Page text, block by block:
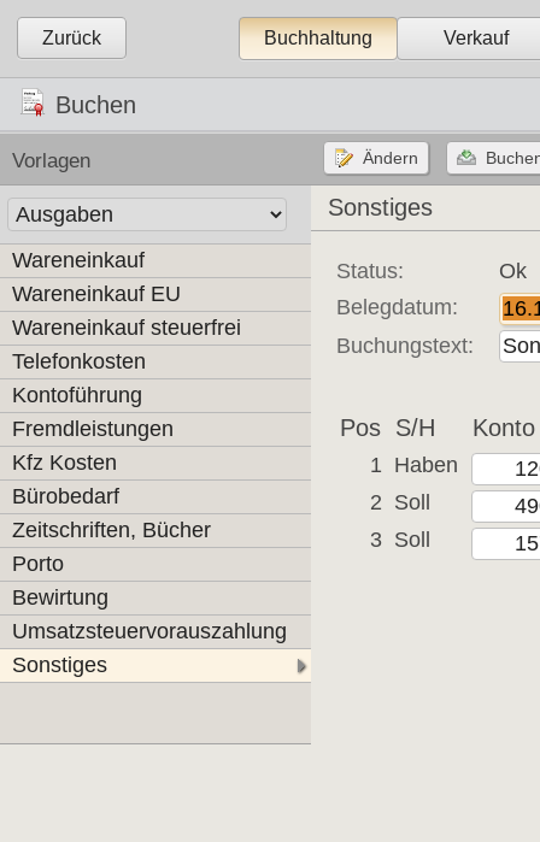
Zurück Buchhaltung Verkauf
Buchen
Vorlagen
Wareneinkauf
Wareneinkauf EU
Wareneinkauf steuerfrei
Telefonkosten
Kontoführung
Fremdleistungen
Kfz Kosten
Bürobedarf
Zeitschriften, Bücher
Porto
Bewirtung
Umsatzsteuervorauszahlung
Sonstiges
Sonstiges
Status:
Ok
Belegdatum:
Buchungstext:
Pos S/H Konto
1 Haben
2 Soll
3 Soll